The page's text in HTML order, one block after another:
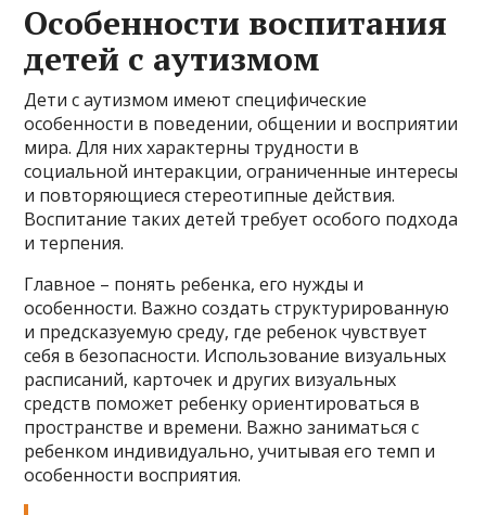
Особенности воспитания
детей с аутизмом
Дети с аутизмом имеют специфические
особенности в поведении, общении и восприятии
мира. Для них характерны трудности в
социальной интеракции, ограниченные интересы
и повторяющиеся стереотипные действия.
Воспитание таких детей требует особого подхода
и терпения.
Главное – понять ребенка, его нужды и
особенности. Важно создать структурированную
и предсказуемую среду, где ребенок чувствует
себя в безопасности. Использование визуальных
расписаний, карточек и других визуальных
средств поможет ребенку ориентироваться в
пространстве и времени. Важно заниматься с
ребенком индивидуально, учитывая его темп и
особенности восприятия.